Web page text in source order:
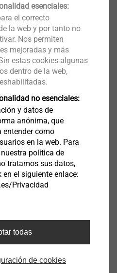
MB
1 MB
KB
1 MB
inoxidable A4 bajo
esenciales:
el correcto
la web y por tanto no
Nos permiten
mejoradas y más
estas cookies algunas
dentro de la web,
no esenciales:
y datos de
anónima, que
entender como
en la web. Para
política de
tratamos sus datos,
en el siguiente enlace:
Privacidad
todas
de cookies